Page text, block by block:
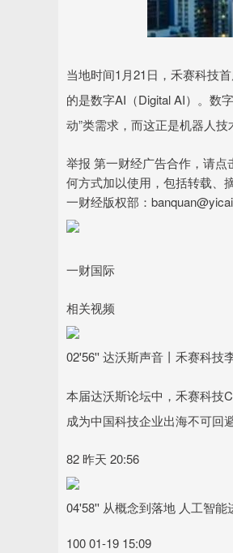
当地时间1月21日，禾赛科技
的是数字AI（Digital AI）。数
动”类需求，而这正是机器人技
举报 第一财经广告合作，请
何方式加以使用，包括转载、
一财经版权部：
一财国际
相关视频
02'56'' 达沃斯声音丨禾赛科技
本届达沃斯论坛中，禾赛科技
成为中国科技企业出海不可回
82 昨天 20:56
04'58'' 从概念到落地 人工智能
100 01-19 15:09